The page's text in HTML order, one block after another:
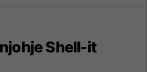
Shell-it